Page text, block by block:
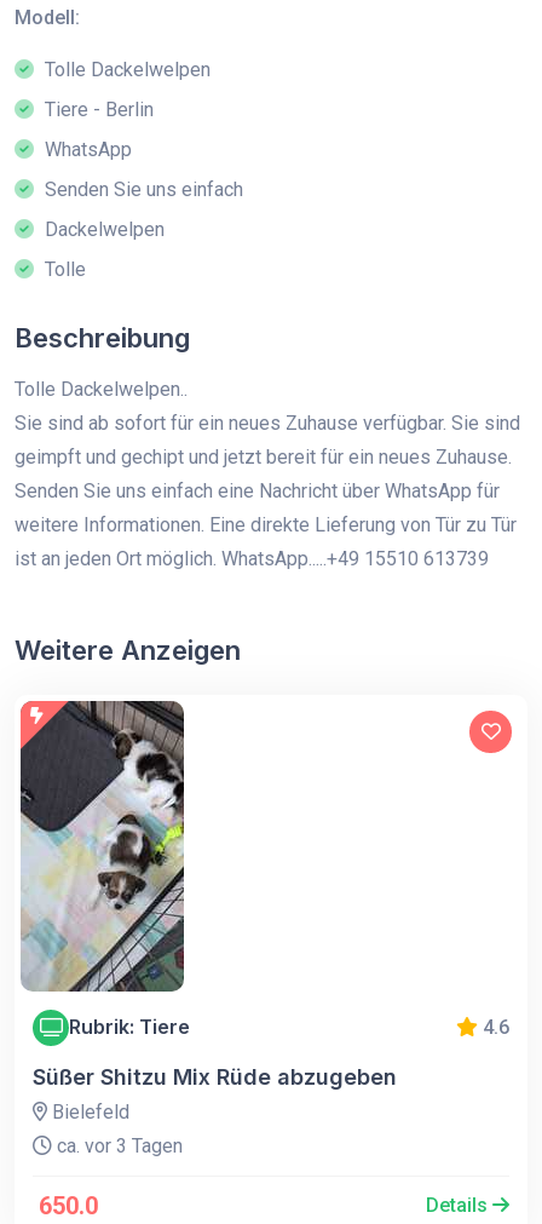
Modell:
Tolle Dackelwelpen
Tiere - Berlin
WhatsApp
Senden Sie uns einfach
Dackelwelpen
Tolle
Beschreibung
Tolle Dackelwelpen..
Sie sind ab sofort für ein neues Zuhause verfügbar. Sie sind
geimpft und gechipt und jetzt bereit für ein neues Zuhause.
Senden Sie uns einfach eine Nachricht über WhatsApp für
weitere Informationen. Eine direkte Lieferung von Tür zu Tür
ist an jeden Ort möglich. WhatsApp.....+49 15510 613739
Weitere Anzeigen
Rubrik: Tiere 4.6
Süßer Shitzu Mix Rüde abzugeben
Bielefeld
ca. vor 3 Tagen
650.0 Details